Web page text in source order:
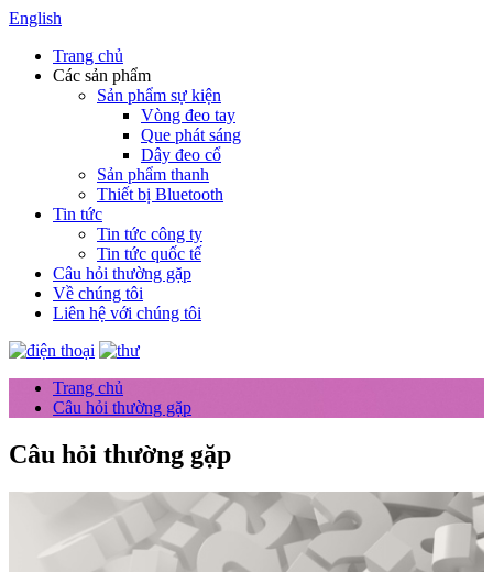
English
Trang chủ
Các sản phẩm
Sản phẩm sự kiện
Vòng đeo tay
Que phát sáng
Dây đeo cổ
Sản phẩm thanh
Thiết bị Bluetooth
Tin tức
Tin tức công ty
Tin tức quốc tế
Câu hỏi thường gặp
Về chúng tôi
Liên hệ với chúng tôi
Trang chủ
Câu hỏi thường gặp
Câu hỏi thường gặp